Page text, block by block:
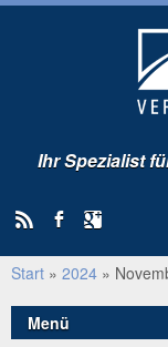
Ihr Spezialist
Start » 2024 »
Menü